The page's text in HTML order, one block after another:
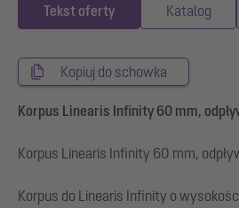
Tekst oferty Katalog
Kopiuj do schowka
Korpus Linearis Infinity 60 mm,
Korpus Linearis Infinity 60 mm,
Korpus do Linearis Infinity o